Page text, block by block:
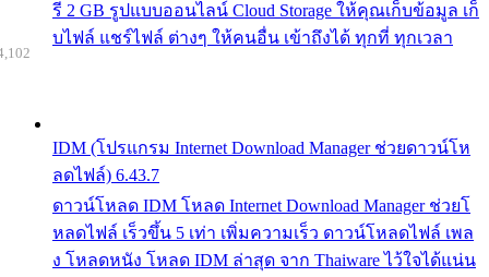
รี 2 GB รูปแบบออนไลน์ Cloud Storage ให้คุณเก็บข้อมูล เก็
บไฟล์ แชร์ไฟล์ ต่างๆ ให้คนอื่น เข้าถึงได้ ทุกที่ ทุกเวลา
IDM (โปรแกรม Internet Download Manager ช่วยดาวน์โห
ลดไฟล์) 6.43.7
ดาวน์โหลด IDM โหลด Internet Download Manager ช่วยโ
หลดไฟล์ เร็วขึ้น 5 เท่า เพิ่มความเร็ว ดาวน์โหลดไฟล์ เพล
ง โหลดหนัง โหลด IDM ล่าสุด จาก Thaiware ไว้ใจได้แน่น